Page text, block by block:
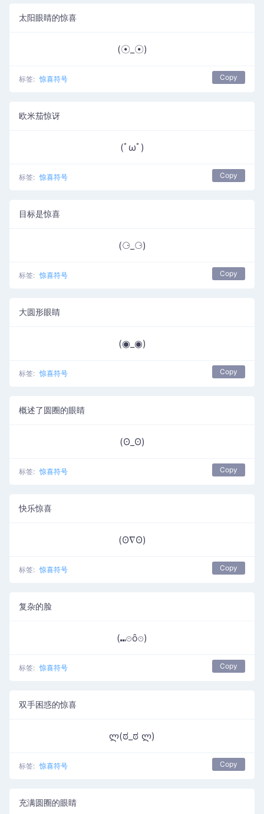
太阳眼睛的惊喜
(☉_☉)
标签: 惊喜符号 Copy
欧米茄惊讶
(ﾟωﾟ)
标签: 惊喜符号 Copy
目标是惊喜
(⚆_⚆)
标签: 惊喜符号 Copy
大圆形眼睛
(◉_◉)
标签: 惊喜符号 Copy
概述了圆圈的眼睛
(ʘ_ʘ)
标签: 惊喜符号 Copy
快乐惊喜
(ʘ∇ʘ)
标签: 惊喜符号 Copy
复杂的脸
(⑉⊙ȏ⊙)
标签: 惊喜符号 Copy
双手困惑的惊喜
ლ(ಠ_ಠ ლ)
标签: 惊喜符号 Copy
充满圆圈的眼睛